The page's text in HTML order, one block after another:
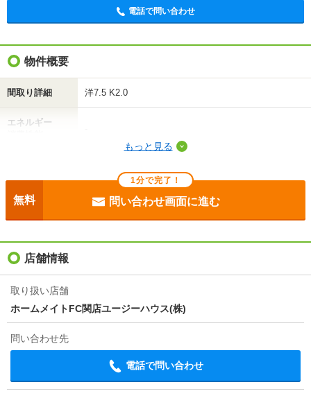
電話で問い合わせ
電話で問い合わせ
物件概要
間取り詳細 洋7.5 K2.0
エネルギー
目安光熱費
入居
契約期間 普通借家 2年
損保
全保連利用必 管理会社指定 契約時に総賃料の50％、
もっと見る
1分で完了！
無料 問い合わせ画面に進む
店舗情報
取り扱い店舗
ホームメイトFC関店ユージーハウス(株)
問い合わせ先
電話で問い合わせ